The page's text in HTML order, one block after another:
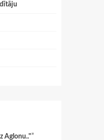
Aglonu.."”